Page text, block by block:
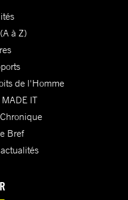
à Z)
de l'Homme
IT
Bref